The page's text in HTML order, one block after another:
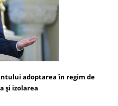
adoptarea în regim de
și izolarea